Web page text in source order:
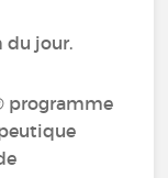
du jour.
programme